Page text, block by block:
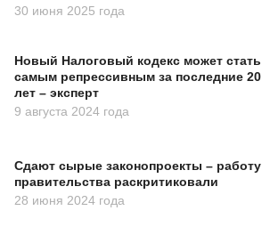
30 июня 2025 года
Новый Налоговый кодекс может стать
самым репрессивным за последние 20
лет – эксперт
9 августа 2024 года
Сдают сырые законопроекты – работу
правительства раскритиковали
28 июня 2024 года